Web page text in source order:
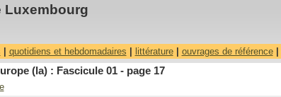
Luxembourg
quotidiens et hebdomadaires littérature| ouvrages de référence|
(la) : Fascicule 01 - page 17